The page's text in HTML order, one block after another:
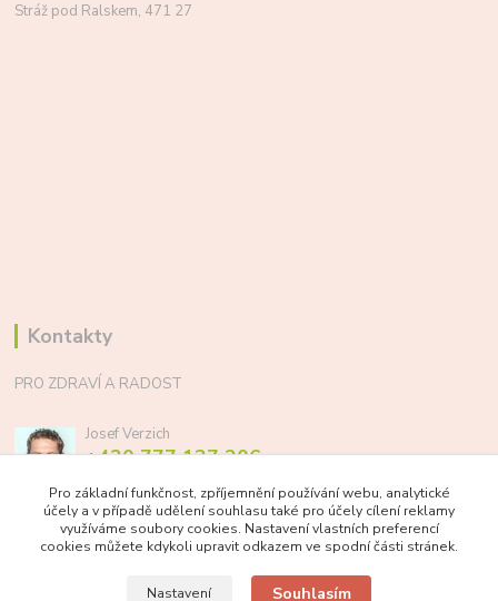
Stráž pod Ralskem, 471 27
Kontakty
PRO ZDRAVÍ A RADOST
Josef Verzich
+420 777 137 206
info@prozdraviaradost.cz
Pro základní funkčnost, zpříjemnění používání webu, analytické
účely a v případě udělení souhlasu také pro účely cílení reklamy
využíváme soubory cookies. Nastavení vlastních preferencí
cookies můžete kdykoli upravit odkazem ve spodní části stránek.
Nastavení Souhlasím